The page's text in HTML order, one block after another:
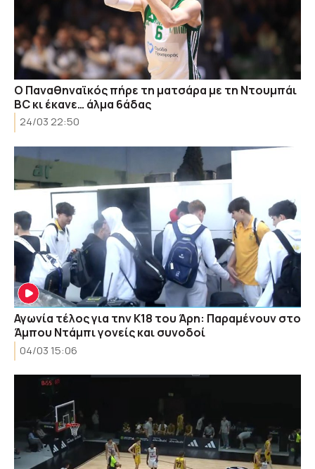
Ο Παναθηναϊκός πήρε τη ματσάρα με τη Ντουμπάι
BC κι έκανε… άλμα 6άδας
24/03 22:50
Αγωνία τέλος για την Κ18 του Άρη: Παραμένουν στο
Άμπου Ντάμπι γονείς και συνοδοί
04/03 15:06